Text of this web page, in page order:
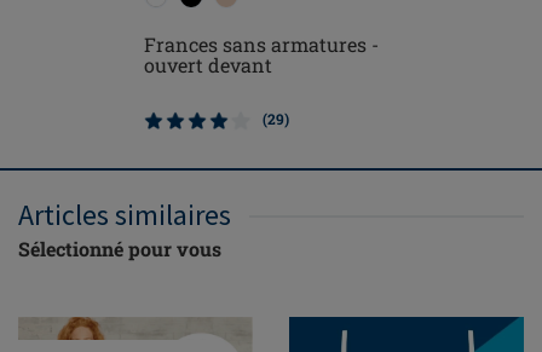
Frances sans armatures -
ouvert devant
(29)
Articles similaires
Sélectionné pour vous